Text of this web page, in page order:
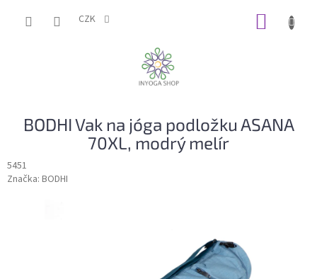
CZK
BODHI Vak na jóga podložku ASANA
70XL, modrý melír
5451
Značka: BODHI